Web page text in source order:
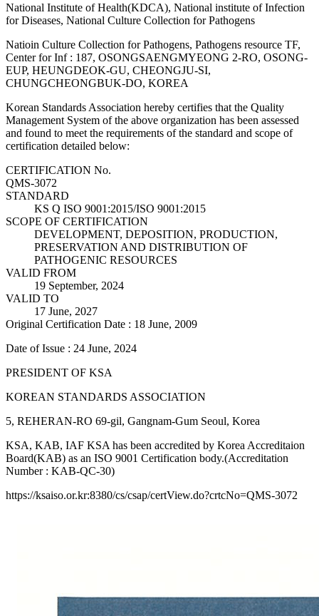
National Institute of Health(KDCA), National institute of Infection
for Diseases, National Culture Collection for Pathogens
Natioin Culture Collection for Pathogens, Pathogens resource TF,
Center for Inf : 187, OSONGSAENGMYEONG 2-RO, OSONG-
EUP, HEUNGDEOK-GU, CHEONGJU-SI,
CHUNGCHEONGBUK-DO, KOREA
Korean Standards Association hereby certifies that the Quality
Management System of the above organization has been assessed
and found to meet the requirements of the standard and scope of
certification detailed below:
CERTIFICATION No.
QMS-3072
STANDARD
KS Q ISO 9001:2015/ISO 9001:2015
SCOPE OF CERTIFICATION
DEVELOPMENT, DEPOSITION, PRODUCTION,
PRESERVATION AND DISTRIBUTION OF
PATHOGENIC RESOURCES
VALID FROM
19 September, 2024
VALID TO
17 June, 2027
Original Certification Date : 18 June, 2009
Date of Issue : 24 June, 2024
PRESIDENT OF KSA
KOREAN STANDARDS ASSOCIATION
5, REHERAN-RO 69-gil, Gangnam-Gum Seoul, Korea
KSA, KAB, IAF KSA has been accredited by Korea Accreditaion
Board(KAB) as an ISO 9001 Certification body.(Accreditation
Number : KAB-QC-30)
https://ksaiso.or.kr:8380/cs/csap/certView.do?crtcNo=QMS-3072